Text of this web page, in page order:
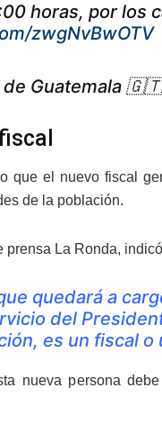
horas, por los
zwgNvBwOTV
Guatemala 🇬🇹
que el nuevo fiscal
de la población.
prensa La Ronda,
quedará a
del
es un fiscal
nueva persona